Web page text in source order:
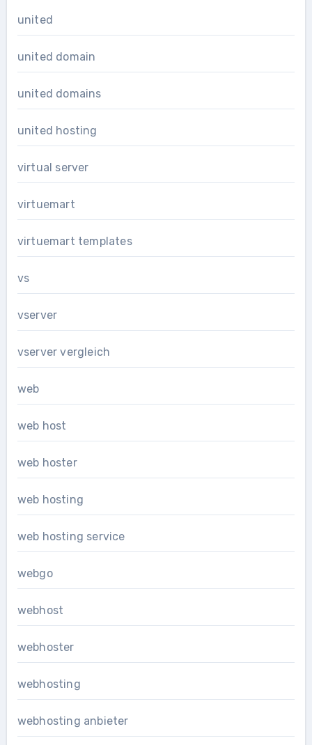
united
united domain
united domains
united hosting
virtual server
virtuemart
virtuemart templates
vs
vserver
vserver vergleich
web
web host
web hoster
web hosting
web hosting service
webgo
webhost
webhoster
webhosting
webhosting anbieter